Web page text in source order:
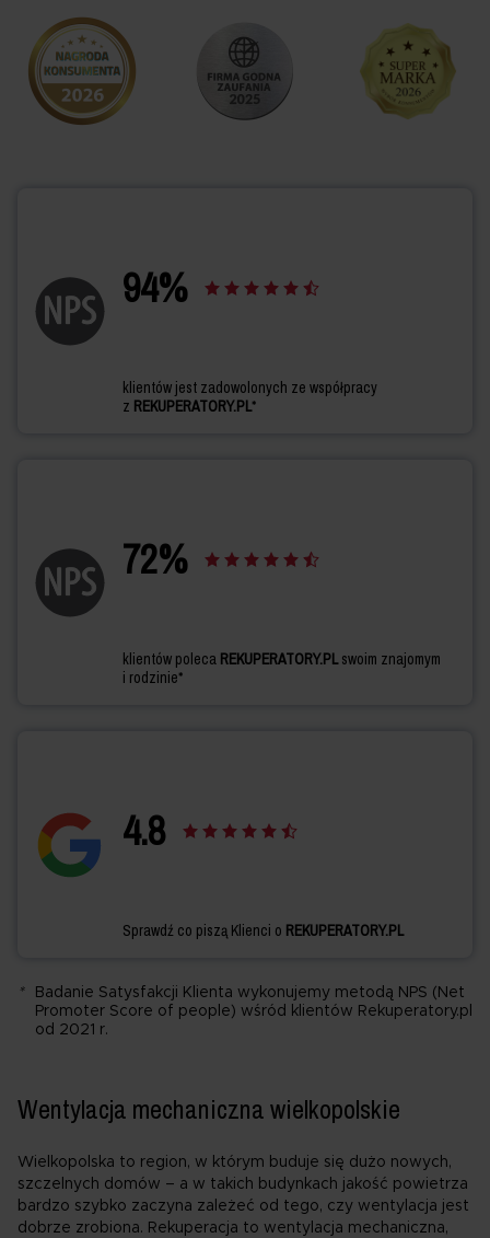
94%
klientów jest zadowolonych ze współpracy
z REKUPERATORY.PL*
72%
klientów poleca REKUPERATORY.PLswoim znajomym
i rodzinie*
4.8
Sprawdź co piszą Klienci o REKUPERATORY.PL
*
Badanie Satysfakcji Klienta wykonujemy metodą NPS (Net
Promoter Score of people) wśród klientów Rekuperatory.pl
od 2021 r.
Wentylacja mechaniczna wielkopolskie
Wielkopolska to region, w którym buduje się dużo nowych,
szczelnych domów – a w takich budynkach jakość powietrza
bardzo szybko zaczyna zależeć od tego, czy wentylacja jest
dobrze zrobiona. Rekuperacja to wentylacja mechaniczna,